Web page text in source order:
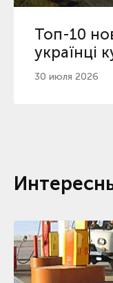
Топ-10
українці
початку
30 июля 2026